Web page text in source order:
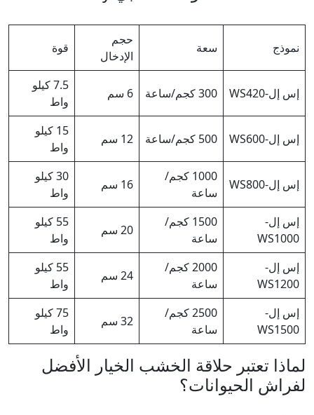
نموذج سعة
حجم
الإدخال
قوة
إس إل-WS420 300 كجم/ساعة 6 سم
7.5 كيلو
واط
إس إل-WS600 500 كجم/ساعة 12 سم
15 كيلو
واط
إس إل-WS800
1000 كجم/
ساعة
16 سم
30 كيلو
واط
إس إل-
WS1000
1500 كجم/
ساعة
20 سم
55 كيلو
واط
إس إل-
WS1200
2000 كجم/
ساعة
24 سم
55 كيلو
واط
إس إل-
WS1500
2500 كجم/
ساعة
32 سم
75 كيلو
واط
لماذا تعتبر حلاقة الخشب الخيار الأفضل
لفراش الحيوانات؟